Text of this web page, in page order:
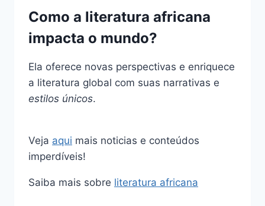
Como a literatura africana
impacta o mundo?
Ela oferece novas perspectivas e enriquece
a literatura global com suas narrativas e
estilos únicos.
Veja aqui mais noticias e conteúdos
imperdíveis!
Saiba mais sobre literatura africana